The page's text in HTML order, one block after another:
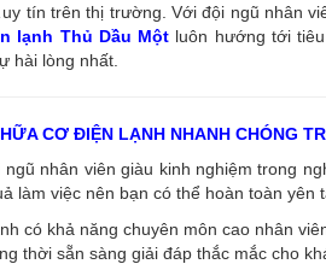
tín trên thị trường. Với đội ngũ nhân
lạnh Thủ Dầu Một luôn hướng tới
hài lòng nhất.
CƠ ĐIỆN LẠNH NHANH CHÓNG
ngũ nhân viên giàu kinh nghiệm trong
làm việc nên bạn có thể hoàn toàn yên
có khả năng chuyên môn cao nhân
thời sẵn sàng giải đáp thắc mắc cho